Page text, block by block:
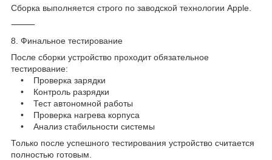
Сборка выполняется строго по заводской технологии Apple.
⸻
8. Финальное тестирование
После сборки устройство проходит обязательное
тестирование:
• Проверка зарядки
• Контроль разрядки
• Тест автономной работы
• Проверка нагрева корпуса
• Анализ стабильности системы
Только после успешного тестирования устройство считается
полностью готовым.